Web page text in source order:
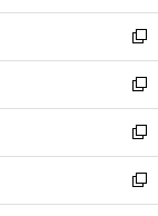
開
く
ウ
で
開
く
ン
ド
ウ
で
開
く
ウ
ィ
ン
ド
ウ
で
開
く
新
し
い
ウ
ィ
ン
ド
ウ
新
し
い
ウ
ィ
ン
新
し
い
ウ
新
し